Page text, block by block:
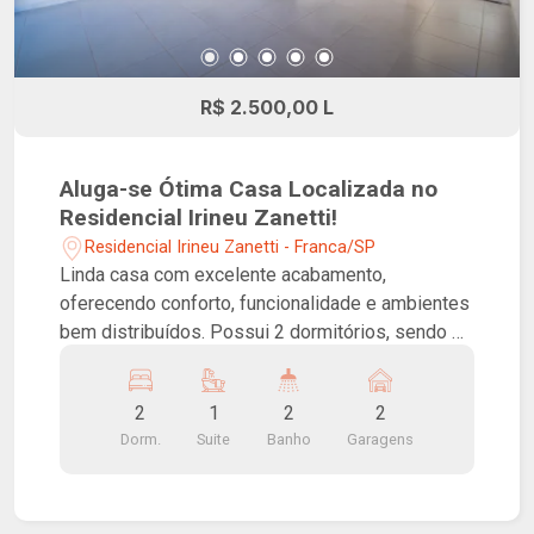
R$ 2.500,00 L
Aluga-se Ótima Casa Localizada no
Residencial Irineu Zanetti!
Residencial Irineu Zanetti - Franca/SP
Linda casa com excelente acabamento,
oferecendo conforto, funcionalidade e ambientes
bem distribuídos. Possui 2 dormitórios, sendo 1
com varanda privativa, além de banheiro social,
aconchegante sala de TV, cozinha planejada com
armários e equipada com forno, coifa e cooktop,
2
Dorm.
1
Suite
2
Banho
2
Garagens